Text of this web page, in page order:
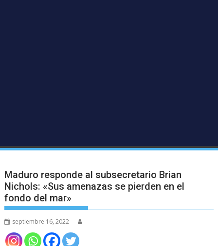
Maduro responde al subsecretario Brian
Nichols: «Sus amenazas se pierden en el
fondo del mar»
septiembre 16, 2022